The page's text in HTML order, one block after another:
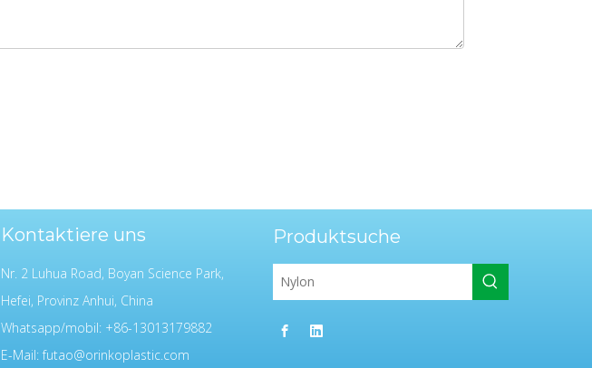
Kontaktiere uns
Nr. 2 Luhua Road, Boyan Science Park,
Hefei, Provinz Anhui, China
Whatsapp/mobil: +86-13013179882
E-Mail:futao@orinkoplastic.com
Produktsuche